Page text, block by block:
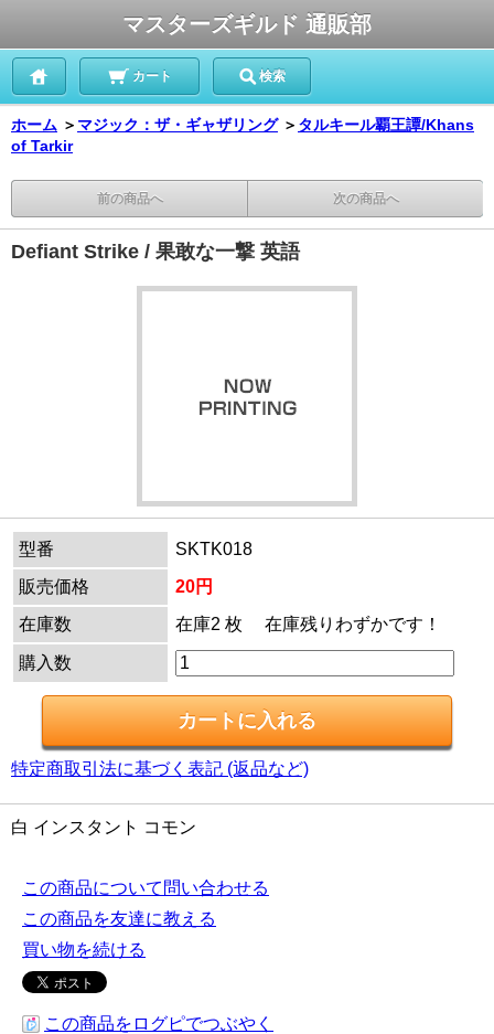
マスターズギルド 通販部
カート 検索
ホーム ＞ マジック：ザ・ギャザリング ＞ タルキール覇王譚/Khans
of Tarkir
前の商品へ 次の商品へ
Defiant Strike / 果敢な一撃 英語
型番
SKTK018
販売価格
20円
在庫数
在庫2 枚 在庫残りわずかです！
購入数
特定商取引法に基づく表記 (返品など)
白 インスタント コモン
この商品について問い合わせる
この商品を友達に教える
買い物を続ける
この商品をログピでつぶやく